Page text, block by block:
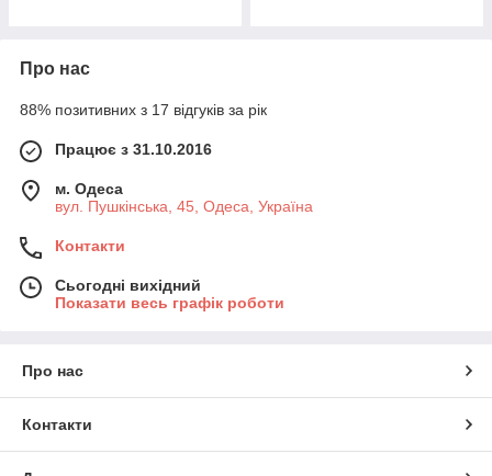
Про нас
88% позитивних з 17 відгуків за рік
Працює з 31.10.2016
м. Одеса
вул. Пушкінська, 45, Одеса, Україна
Контакти
Сьогодні вихідний
Показати весь графік роботи
Про нас
Контакти